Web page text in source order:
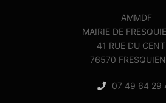
AMMDF
MAIRIE DE
41 RUE DU
76570
07 49 64 29